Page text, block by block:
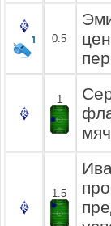
0.5
1
1.5